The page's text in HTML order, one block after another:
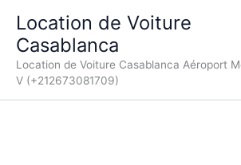
contenu
Location de Voiture
Casablanca
Location de Voiture Casablanca Aéroport
V (+212673081709)